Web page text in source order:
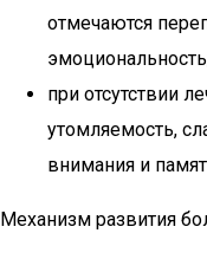
отмечаются
при отсутствии
утомляемость,
внимания и
Механизм развития